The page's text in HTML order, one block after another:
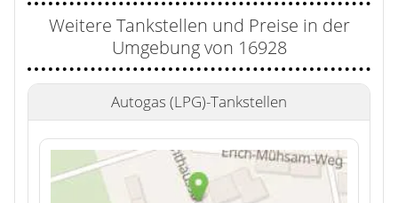
Weitere Tankstellen und Preise in der
Umgebung von 16928
Autogas (LPG)-Tankstellen